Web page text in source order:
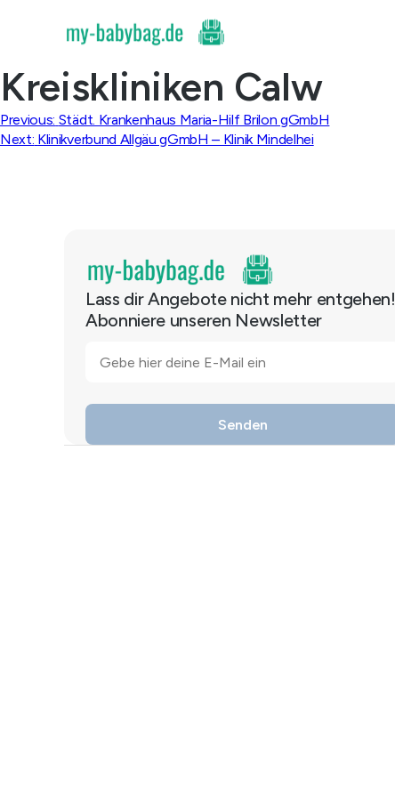
Kreiskliniken Calw
Beitragsnavigation
Previous: Städt. Krankenhaus Maria-Hilf Brilon gGmbH
Next: Klinikverbund Allgäu gGmbH – Klinik Mindelhei
Lass dir Angebote nicht mehr entgehen!
Abonniere unseren Newsletter